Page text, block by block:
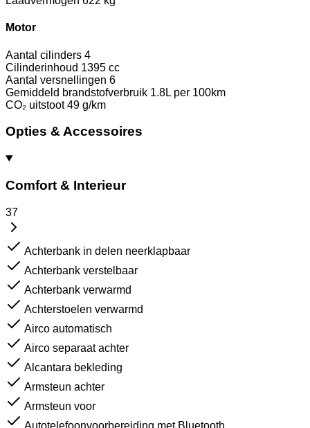
Motor
Aantal cilinders 4
Cilinderinhoud 1395 cc
Aantal versnellingen 6
Gemiddeld brandstofverbruik 1.8L per 100km
CO₂ uitstoot 49 g/km
Opties & Accessoires
Comfort & Interieur
37
Achterbank in delen neerklapbaar
Achterbank verstelbaar
Achterbank verwarmd
Achterstoelen verwarmd
Airco automatisch
Airco separaat achter
Alcantara bekleding
Armsteun achter
Armsteun voor
Autotelefoonvoorbereiding met Bluetooth